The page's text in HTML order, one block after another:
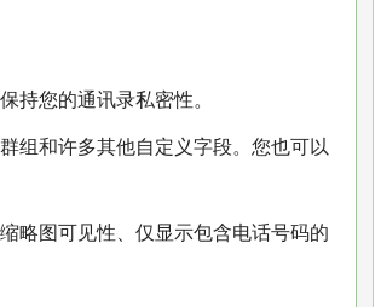
持您的通讯录私密性。
组和许多其他自定义字段。您也可以
略图可见性、仅显示包含电话号码的